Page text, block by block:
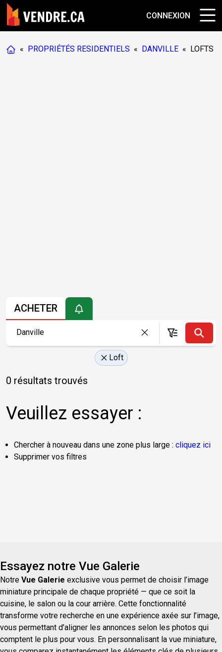
CONNEXION
« PROPRIÉTÉS RESIDENTIELS « DANVILLE « LOFTS
ACHETER
Loft
0 résultats trouvés
Veuillez essayer :
Chercher à nouveau dans une zone plus large : cliquez ici
Supprimer vos filtres
Essayez notre Vue Galerie
Notre Vue Galerie exclusive vous permet de choisir l’image
miniature principale de chaque propriété — que ce soit la
cuisine, le salon ou la cour arrière. Cette fonctionnalité
transforme votre recherche en une expérience axée sur l’image,
vous permettant d’aligner les annonces selon les photos qui
comptent le plus pour vous. En personnalisant la vue miniature,